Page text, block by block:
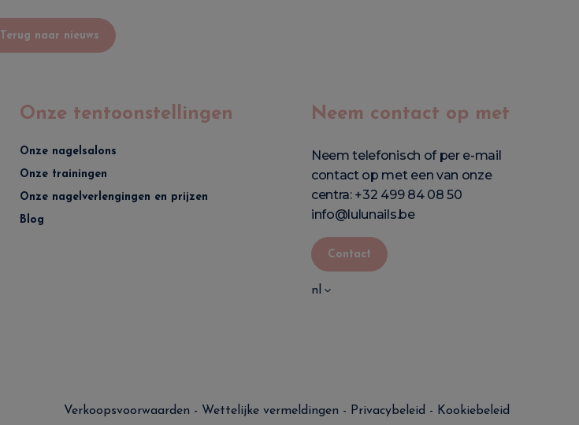
Terug naar nieuws
Onze tentoonstellingen
Onze nagelsalons
Onze trainingen
Onze nagelverlengingen en prijzen
Blog
Neem contact op met
Neem telefonisch of per e-mail
contact op met een van onze
centra: +32 499 84 08 50
info@lulunails.be
Contact
nl
Verkoopsvoorwaarden - Wettelijke vermeldingen - Privacybeleid - Kookiebeleid